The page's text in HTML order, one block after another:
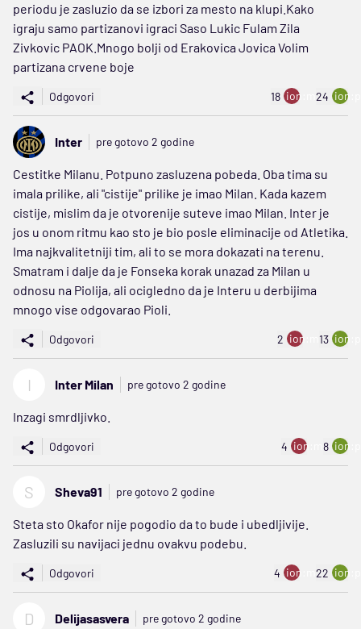
periodu je zasluzio da se izbori za mesto na klupi.Kako
igraju samo partizanovi igraci Saso Lukic Fulam Zila
Zivkovic PAOK.Mnogo bolji od Erakovica Jovica Volim
partizana crvene boje
Odgovori 18 ion:minus
24
Inter pre gotovo 2 godine
Cestitke Milanu. Potpuno zasluzena pobeda. Oba tima su
imala prilike, ali "cistije" prilike je imao Milan. Kada kazem
cistije, mislim da je otvorenije suteve imao Milan. Inter je
jos u onom ritmu kao sto je bio posle eliminacije od Atletika.
Ima najkvalitetniji tim, ali to se mora dokazati na terenu.
Smatram i dalje da je Fonseka korak unazad za Milan u
odnosu na Piolija, ali ocigledno da je Interu u derbijima
mnogo vise odgovarao Pioli.
Odgovori 2 ion:minus
13
I Inter Milan pre gotovo 2 godine
Inzagi smrdljivko.
Odgovori 4 ion:minus
8
S Sheva91 pre gotovo 2 godine
Steta sto Okafor nije pogodio da to bude i ubedljivije.
Zasluzili su navijaci jednu ovakvu podebu.
Odgovori 4 ion:minus
22
D Delijasasvera pre gotovo 2 godine